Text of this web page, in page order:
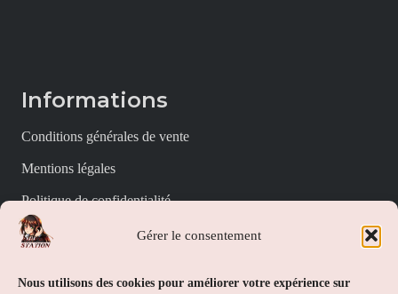
Gérer le consentement
Nous utilisons des cookies pour améliorer votre expérience sur
Informations
Conditions générales de vente
Mentions légales
Politique de confidentialité
Politique de cookies (UE)
Nippon Station